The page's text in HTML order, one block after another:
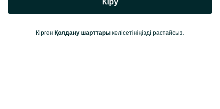
Кіру
Кірген Қолдану шарттары келісетініңізді растайсыз.